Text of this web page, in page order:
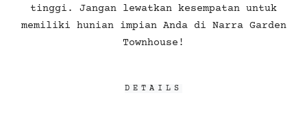
tinggi. Jangan lewatkan kesempatan untuk
memiliki hunian impian Anda di Narra Garden
Townhouse!
DETAILS